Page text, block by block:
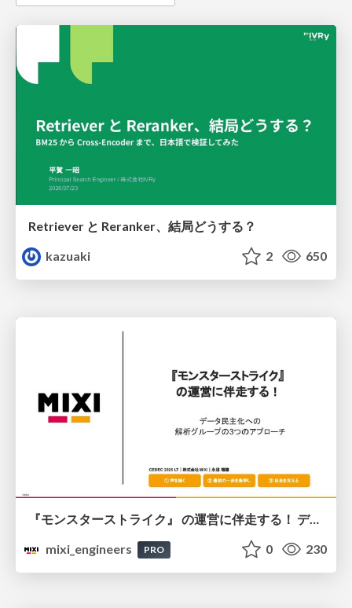
Retriever と Reranker、結局どうする？
kazuaki
2 650
『モンスターストライク』 の運営に伴走する！ データ民主化への 解析グループの3つのアプローチ
mixi_engineers
PRO 0 230